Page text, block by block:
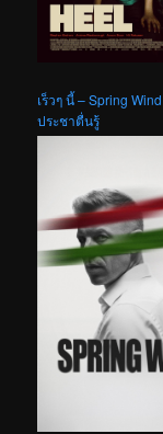
เร็วๆ นี้ – Spring
ประชาตื่นรู้